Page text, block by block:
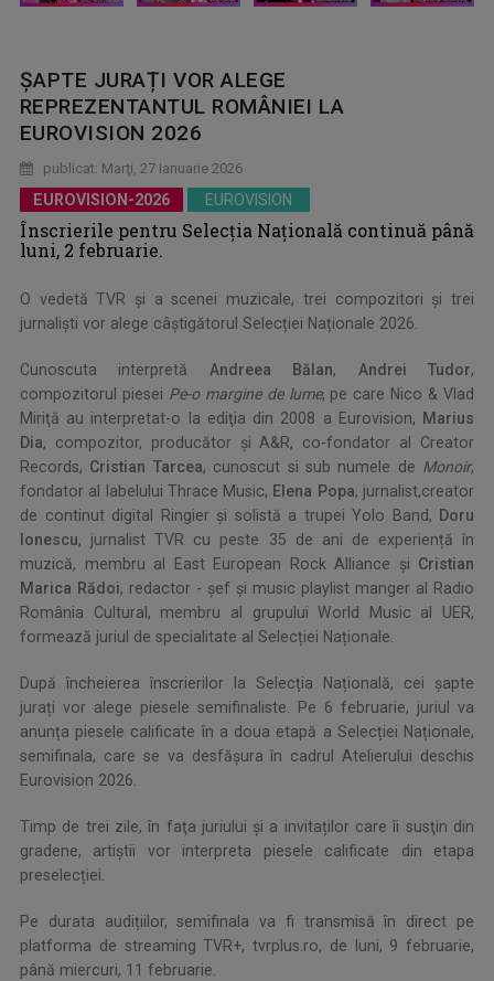
ȘAPTE JURAȚI VOR ALEGE
REPREZENTANTUL ROMÂNIEI LA
EUROVISION 2026
publicat: Marţi, 27 Ianuarie 2026
EUROVISION-2026 EUROVISION
Înscrierile pentru Selecția Națională continuă până
luni, 2 februarie.
O vedetă TVR și a scenei muzicale, trei compozitori și trei
jurnaliști vor alege câștigătorul Selecției Naționale 2026.
Cunoscuta interpretă Andreea Bălan, Andrei Tudor,
compozitorul piesei Pe-o margine de lume, pe care Nico & Vlad
Miriţă au interpretat-o la ediţia din 2008 a Eurovision,
Marius
Dia, compozitor, producător și A&R, co-fondator al Creator
Records, Cristian Tarcea, cunoscut si sub numele de Monoir,
fondator al labelului Thrace Music, Elena Popa, jurnalist,creator
de continut digital Ringier și solistă a trupei Yolo Band,
Doru
Ionescu, jurnalist TVR cu peste 35 de ani de experiență în
muzică, membru al East European Rock Alliance și Cristian
Marica Rădoi, redactor - șef și music playlist manger al Radio
România Cultural, membru al grupului World Music al UER,
formează juriul de specialitate al Selecției Naționale.
După încheierea înscrierilor la Selecția Națională, cei șapte
jurați vor alege piesele semifinaliste. Pe 6 februarie, juriul va
anunța piesele calificate în a doua etapă a Selecției Naționale,
semifinala, care se va desfășura în cadrul Atelierului deschis
Eurovision 2026.
Timp de trei zile, în faţa juriului şi a invitaților care îi susţin din
gradene, artiştii vor interpreta piesele calificate din etapa
preselecției.
Pe durata audițiilor, semifinala va fi transmisă în direct pe
platforma de streaming TVR+, tvrplus.ro, de luni, 9 februarie,
până miercuri, 11 februarie.